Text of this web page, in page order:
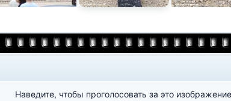
Наведите, чтобы проголосовать за это изображение